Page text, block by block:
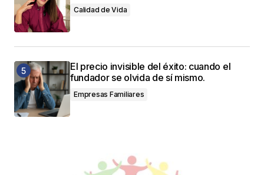
Calidad de Vida
El precio invisible del éxito: cuando el
fundador se olvida de sí mismo.
Empresas Familiares